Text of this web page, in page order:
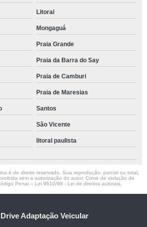
Litoral
Mongaguá
Praia Grande
Praia da Barra do Say
Praia de Camburi
Praia de Maresias
Santos
São Vicente
litoral paulista
é de direito reservado. Sua reprodução, parcial ou total,
sem a autorização do autor. Crime de violação de
Penal – Lei 9610/98 - Lei de direitos autorais
Adaptação Veicular